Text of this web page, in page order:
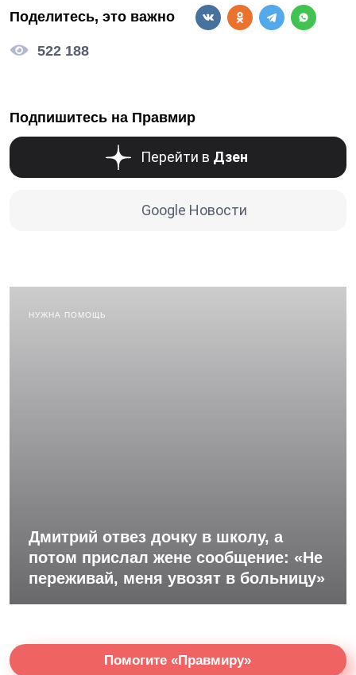
Поделитесь, это важно
522 188
Подпишитесь на Правмир
Перейти в Дзен
Google Новости
НУЖНА ПОМОЩЬ
Дмитрий отвез дочку в школу, а
потом прислал жене сообщение: «Не
переживай, меня увозят в больницу»
Помогите «Правмиру»